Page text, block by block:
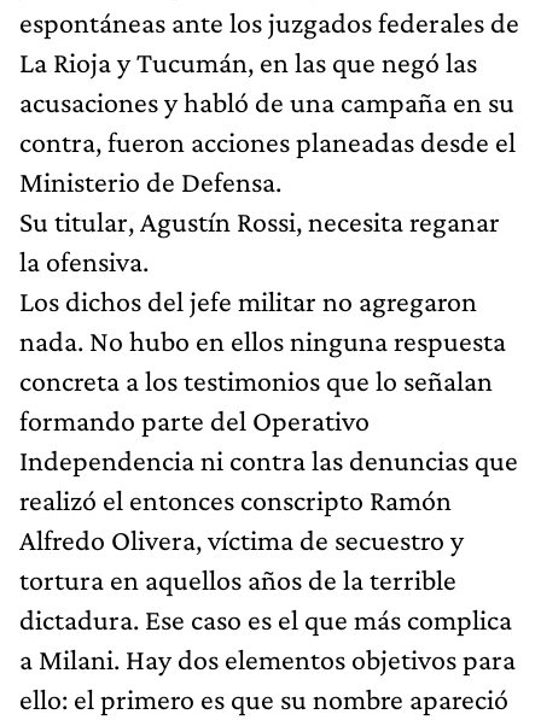
espontáneas ante los juzgados federales de
La Rioja y Tucumán, en las que negó las
acusaciones y habló de una campaña en su
contra, fueron acciones planeadas desde el
Ministerio de Defensa.
Su titular, Agustín Rossi, necesita reganar
la ofensiva.
Los dichos del jefe militar no agregaron
nada. No hubo en ellos ninguna respuesta
concreta a los testimonios que lo señalan
formando parte del Operativo
Independencia ni contra las denuncias que
realizó el entonces conscripto Ramón
Alfredo Olivera, víctima de secuestro y
tortura en aquellos años de la terrible
dictadura. Ese caso es el que más complica
a Milani. Hay dos elementos objetivos para
ello: el primero es que su nombre apareció